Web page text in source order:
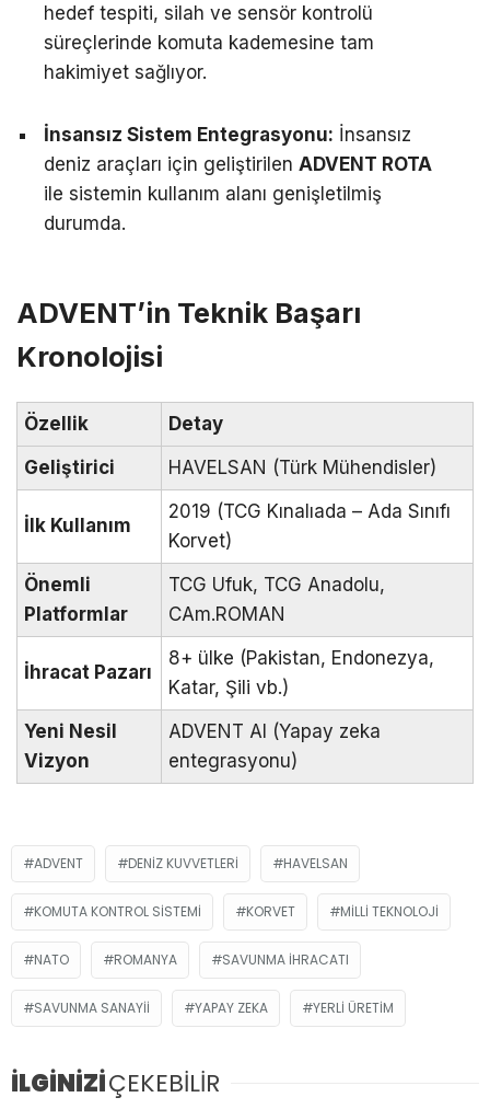
hedef tespiti, silah ve sensör kontrolü
süreçlerinde komuta kademesine tam
hakimiyet sağlıyor.
İnsansız Sistem Entegrasyonu: İnsansız
deniz araçları için geliştirilen ADVENT ROTA
ile sistemin kullanım alanı genişletilmiş
durumda.
ADVENT’in Teknik Başarı
Kronolojisi
Özellik
Detay
Geliştirici
HAVELSAN (Türk Mühendisler)
İlk Kullanım
2019 (TCG Kınalıada – Ada Sınıfı
Korvet)
Önemli
Platformlar
TCG Ufuk, TCG Anadolu,
CAm.ROMAN
İhracat Pazarı
8+ ülke (Pakistan, Endonezya,
Katar, Şili vb.)
Yeni Nesil
Vizyon
ADVENT AI (Yapay zeka
entegrasyonu)
ADVENT DENIZ KUVVETLERI HAVELSAN
KOMUTA KONTROL SISTEMI KORVET MILLI TEKNOLOJI
NATO ROMANYA SAVUNMA IHRACATI
SAVUNMA SANAYII YAPAY ZEKA YERLI ÜRETIM
İLGİNİZİÇEKEBİLİR